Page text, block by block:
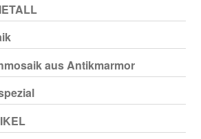
aus Antikmarmor